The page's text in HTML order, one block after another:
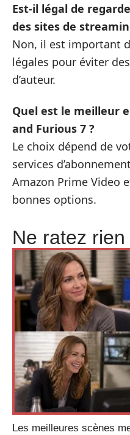
Est-il légal de
des sites de
Non, il est important
légales pour éviter
d’auteur.
Quel est le meilleur
and Furious 7 ?
Le choix dépend de
services
Amazon Prime Video
bonnes options.
Ne ratez
Les meilleures scènes